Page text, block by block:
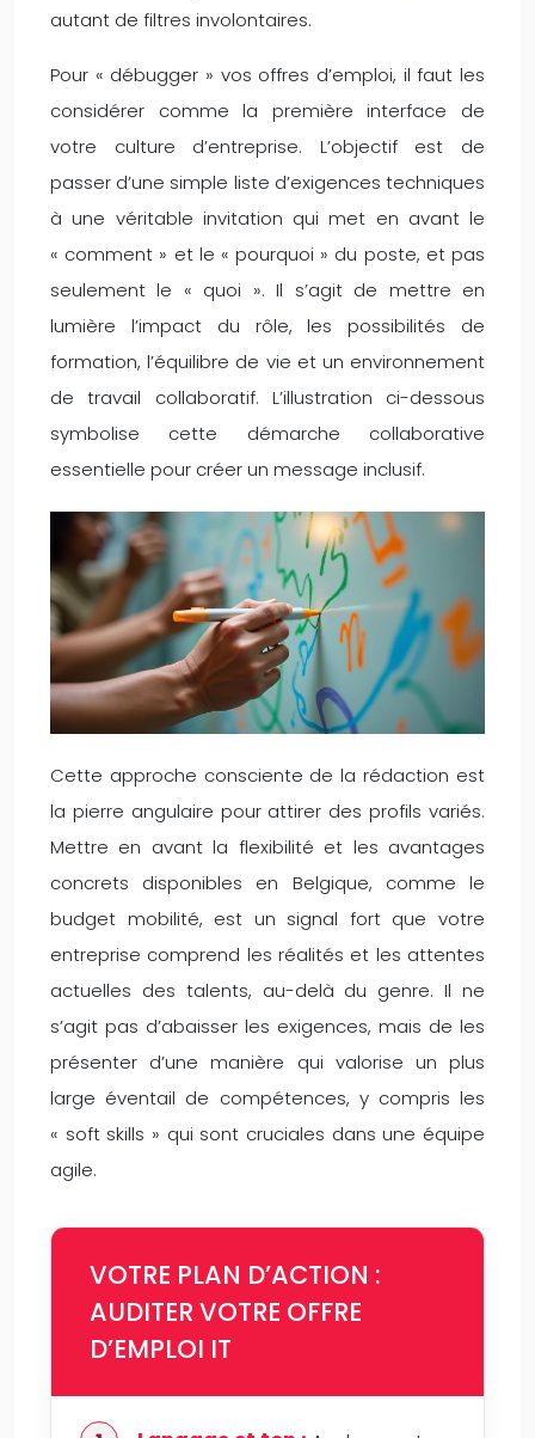
autant de filtres involontaires.
Pour « débugger » vos offres d’emploi, il faut les
considérer comme la première interface de
votre culture d’entreprise. L’objectif est de
passer d’une simple liste d’exigences techniques
à une véritable invitation qui met en avant le
« comment » et le « pourquoi » du poste, et pas
seulement le « quoi ». Il s’agit de mettre en
lumière l’impact du rôle, les possibilités de
formation, l’équilibre de vie et un environnement
de travail collaboratif. L’illustration ci-dessous
symbolise cette démarche collaborative
essentielle pour créer un message inclusif.
Cette approche consciente de la rédaction est
la pierre angulaire pour attirer des profils variés.
Mettre en avant la flexibilité et les avantages
concrets disponibles en Belgique, comme le
budget mobilité, est un signal fort que votre
entreprise comprend les réalités et les attentes
actuelles des talents, au-delà du genre. Il ne
s’agit pas d’abaisser les exigences, mais de les
présenter d’une manière qui valorise un plus
large éventail de compétences, y compris les
« soft skills » qui sont cruciales dans une équipe
agile.
VOTRE PLAN D’ACTION :
AUDITER VOTRE OFFRE
D’EMPLOI IT